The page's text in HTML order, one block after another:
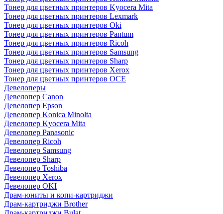
Тонер для цветных принтеров Kyocera Mita
Тонер для цветных принтеров Lexmark
Тонер для цветных принтеров Oki
Тонер для цветных принтеров Pantum
Тонер для цветных принтеров Ricoh
Тонер для цветных принтеров Samsung
Тонер для цветных принтеров Sharp
Тонер для цветных принтеров Xerox
Тонер для цветных принтеров OCE
Девелоперы
Девелопер Canon
Девелопер Epson
Девелопер Konica Minolta
Девелопер Kyocera Mita
Девелопер Panasonic
Девелопер Ricoh
Девелопер Samsung
Девелопер Sharp
Девелопер Toshiba
Девелопер Xerox
Девелопер OKI
Драм-юниты и копи-картриджи
Драм-картриджи Brother